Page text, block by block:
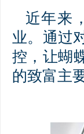
近年来
业。通过
控，让蝴
的致富主